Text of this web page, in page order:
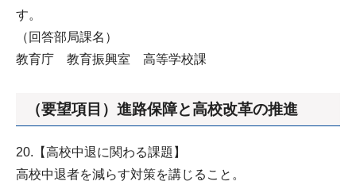
す。
（回答部局課名）
教育庁 教育振興室 高等学校課
（要望項目）進路保障と高校改革の推進
20.【高校中退に関わる課題】
高校中退者を減らす対策を講じること。